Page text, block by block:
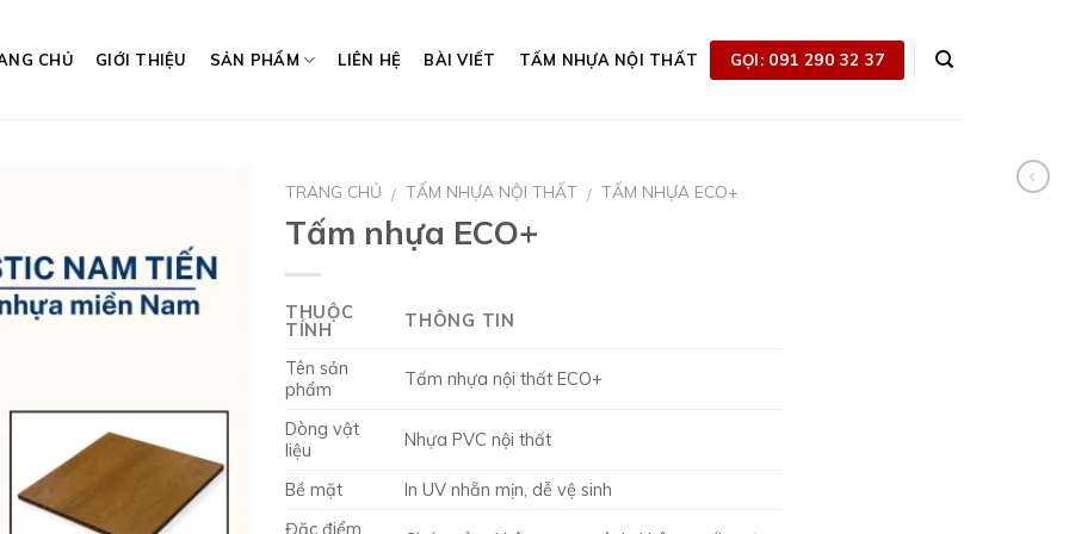
CHỦ GIỚI THIỆU SẢN PHẨM LIÊN HỆ BÀI VIẾT TẤM NHỰA NỘI THẤT GỌI: 091 290 32 37
TRANG CHỦ / TẤM NHỰA NỘI THẤT / TẤM NHỰA ECO+
Tấm nhựa ECO+
THUỘC
TÍNH
THÔNG TIN
Tên sản
phẩm
Tấm nhựa nội thất ECO+
Dòng vật
liệu
Nhựa PVC nội thất
Bề mặt
In UV nhẵn mịn, dễ vệ sinh
Đặc điểm